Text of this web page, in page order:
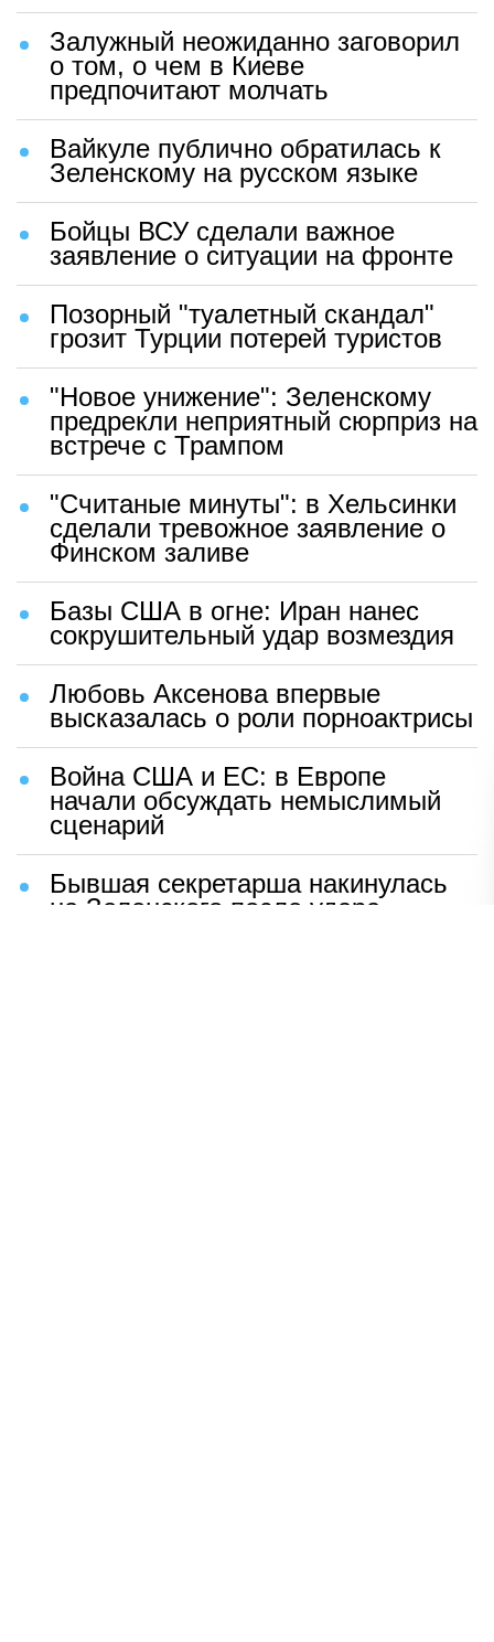
Залужный неожиданно заговорил
о том, о чем в Киеве
предпочитают молчать
Вайкуле публично обратилась к
Зеленскому на русском языке
Бойцы ВСУ сделали важное
заявление о ситуации на фронте
Позорный "туалетный скандал"
грозит Турции потерей туристов
"Новое унижение": Зеленскому
предрекли неприятный сюрприз на
встрече с Трампом
"Считаные минуты": в Хельсинки
сделали тревожное заявление о
Финском заливе
Базы США в огне: Иран нанес
сокрушительный удар возмездия
Любовь Аксенова впервые
высказалась о роли порноактрисы
Война США и ЕС: в Европе
начали обсуждать немыслимый
сценарий
Бывшая секретарша накинулась
на Зеленского после удара